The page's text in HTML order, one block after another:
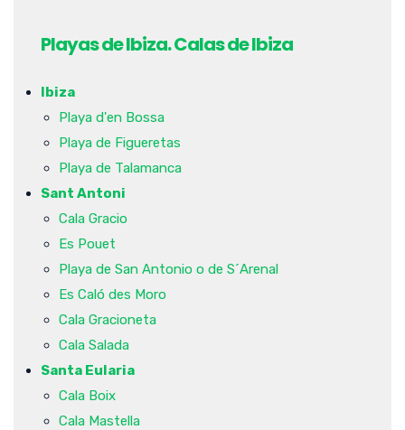
Playas de Ibiza. Calas de Ibiza
Ibiza
Playa d'en Bossa
Playa de Figueretas
Playa de Talamanca
Sant Antoni
Cala Gracio
Es Pouet
Playa de San Antonio o de S´Arenal
Es Caló des Moro
Cala Gracioneta
Cala Salada
Santa Eularia
Cala Boix
Cala Mastella